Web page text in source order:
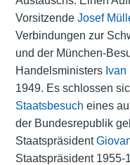
Vorsitzende Josef
Verbindungen zur
und der München-
Handelsministers
1949. Es schlossen
Staatsbesuch eines
der Bundesrepublik
Staatspräsident
Staatspräsident